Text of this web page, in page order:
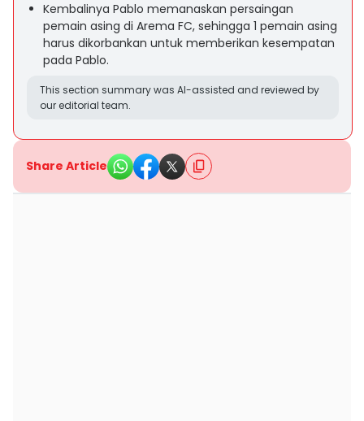
Kembalinya Pablo memanaskan persaingan
pemain asing di Arema FC, sehingga 1 pemain asing
harus dikorbankan untuk memberikan kesempatan
pada Pablo.
This section summary was AI-assisted and reviewed by
our editorial team.
Share Article